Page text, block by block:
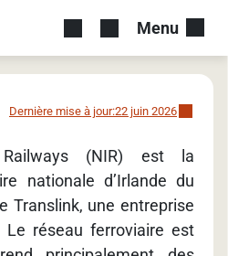
Menu
Dernière mise à jour:22 juin 2026
(NIR) est la
nationale d’Irlande du
Translink, une entreprise
réseau ferroviaire est